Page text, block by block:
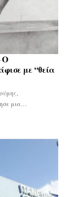
Ο
με “θεία
μια…